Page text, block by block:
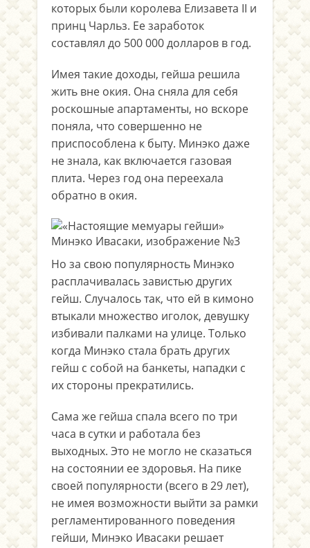
которых были королева Елизавета II и
принц Чарльз. Ее заработок
составлял до 500 000 долларов в год.
Имея такие доходы, гейша решила
жить вне окия. Она сняла для себя
роскошные апартаменты, но вскоре
поняла, что совершенно не
приспособлена к быту. Минэко даже
не знала, как включается газовая
плита. Через год она переехала
обратно в окия.
Но за свою популярность Минэко
расплачивалась завистью других
гейш. Случалось так, что ей в кимоно
втыкали множество иголок, девушку
избивали палками на улице. Только
когда Минэко стала брать других
гейш с собой на банкеты, нападки с
их стороны прекратились.
Сама же гейша спала всего по три
часа в сутки и работала без
выходных. Это не могло не сказаться
на состоянии ее здоровья. На пике
своей популярности (всего в 29 лет),
не имея возможности выйти за рамки
регламентированного поведения
гейши, Минэко Ивасаки решает